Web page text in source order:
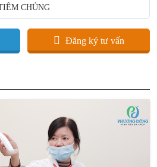
CHỦNG
Đăng ký tư vấn